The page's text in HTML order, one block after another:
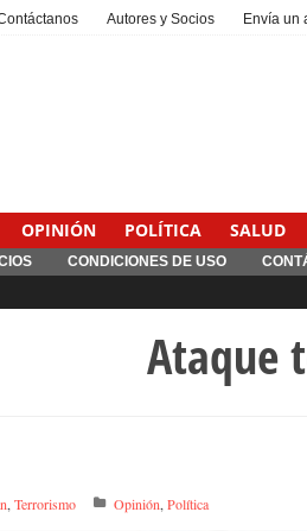
Autores y Socios Envía un
OPINIÓN POLÍTICA SALUD
CONDICIONES DE USO
Ataque
, Terrorismo Opinión, Política